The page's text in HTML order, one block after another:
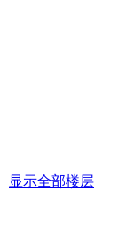
| 显示全部楼层